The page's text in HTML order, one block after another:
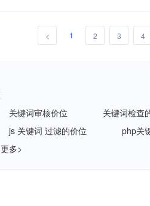
< 1 2 3 4
关键词审核价位
关键词检查
js 关键词 过滤的价位
php关
更多>